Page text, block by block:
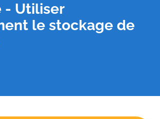
- Utiliser
le stockage de